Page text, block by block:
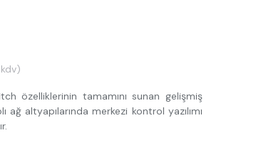
özelliklerinin tamamını sunan gelişmiş
altyapılarında merkezi kontrol yazılımı